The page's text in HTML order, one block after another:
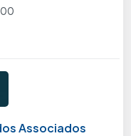
Associados